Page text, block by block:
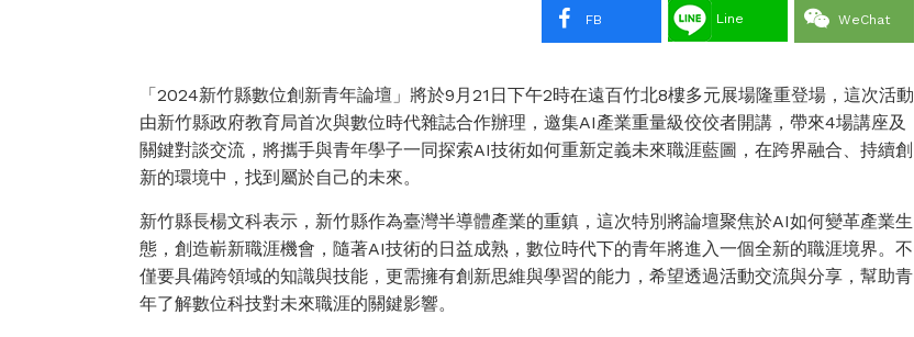
FB Line WeChat
「2024新竹縣數位創新青年論壇」將於9月21日下午2時在遠百竹北8樓多元展場隆重登場，這次活動
由新竹縣政府教育局首次與數位時代雜誌合作辦理，邀集AI產業重量級佼佼者開講，帶來4場講座及
關鍵對談交流，將攜手與青年學子一同探索AI技術如何重新定義未來職涯藍圖，在跨界融合、持續創
新的環境中，找到屬於自己的未來。
新竹縣長楊文科表示，新竹縣作為臺灣半導體產業的重鎮，這次特別將論壇聚焦於AI如何變革產業生
態，創造嶄新職涯機會，隨著AI技術的日益成熟，數位時代下的青年將進入一個全新的職涯境界。不
僅要具備跨領域的知識與技能，更需擁有創新思維與學習的能力，希望透過活動交流與分享，幫助青
年了解數位科技對未來職涯的關鍵影響。